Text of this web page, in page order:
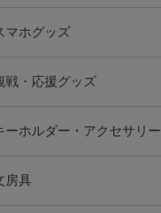
マホグッズ
戦・応援グッズ
ーホルダー・アクセサリー
房具